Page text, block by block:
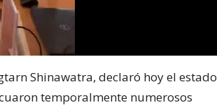
Shinawatra, declaró hoy el estado
temporalmente numerosos